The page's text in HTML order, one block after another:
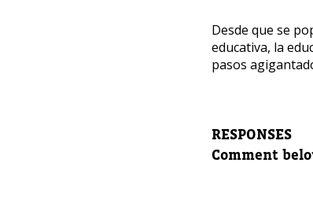
Desde que se
educativa, la
pasos
RESPONSES
Comment